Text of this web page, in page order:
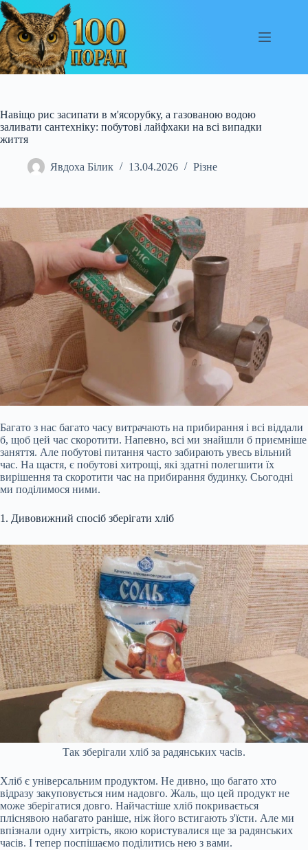
Перейти
до
вмісту
Навіщо рис засипати в м'ясорубку, а газованою водою
заливати сантехніку: побутові лайфхаки на всі випадки
життя
Явдоха Білик 13.04.2026 Різне
Багато з нас багато часу витрачають на прибирання і всі віддали
б, щоб цей час скоротити. Напевно, всі ми знайшли б приємніше
заняття. Але побутові питання часто забирають увесь вільний
час. На щастя, є побутові хитрощі, які здатні полегшити їх
вирішення та скоротити час на прибирання будинку. Сьогодні
ми поділимося ними.
1. Дивовижний спосіб зберігати хліб
Так зберігали хліб за радянських часів.
Хліб є універсальним продуктом. Не дивно, що багато хто
відразу закуповується ним надовго. Жаль, що цей продукт не
може зберігатися довго. Найчастіше хліб покривається
пліснявою набагато раніше, ніж його встигають з'їсти. Але ми
впізнали одну хитрість, якою користувалися ще за радянських
часів. І тепер поспішаємо поділитись нею з вами.